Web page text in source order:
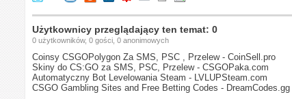
Użytkownicy przeglądający ten temat: 0
0 użytkowników, 0 gości, 0 anonimowych
Coinsy CSGOPolygon Za SMS, PSC , Przelew - CoinSell.pro
Skiny do CS:GO za SMS, PSC, Przelew - CSGOPaka.com
Automatyczny Bot Levelowania Steam - LVLUPSteam.com
CSGO Gambling Sites and Free Betting Codes - DreamCodes.gg